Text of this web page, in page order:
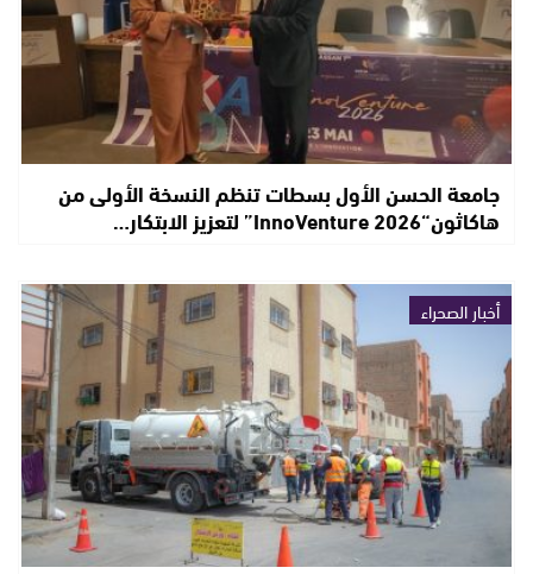
جامعة الحسن الأول بسطات تنظم النسخة الأولى من
هاكاثون“InnoVenture 2026” لتعزيز الابتكار…
أخبار الصحراء